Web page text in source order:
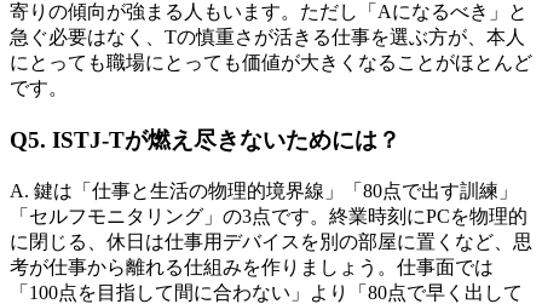
寄りの傾向が強まる人もいます。ただし「Aになるべき」と
急ぐ必要はなく、Tの慎重さが活きる仕事を選ぶ方が、本人
にとっても職場にとっても価値が大きくなることがほとんど
です。
Q5. ISTJ-Tが燃え尽きないためには？
A. 鍵は「仕事と生活の物理的境界線」「80点で出す訓練」
「セルフモニタリング」の3点です。終業時刻にPCを物理的
に閉じる、休日は仕事用デバイスを別の部屋に置くなど、思
考が仕事から離れる仕組みを作りましょう。仕事面では
「100点を目指して間に合わない」より「80点で早く出して